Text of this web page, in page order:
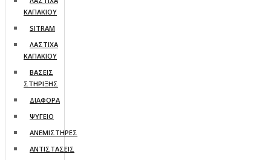
ΚΑΠΑΚΙΟΥ
SITRAM
ΛΑΣΤΙΧΑ
ΚΑΠΑΚΙΟΥ
ΒΑΣΕΙΣ
ΣΤΗΡΙΞΗΣ
ΔΙΑΦΟΡΑ
ΨΥΓΕΙO
ΑΝΕΜΙΣΤΗΡΕΣ
ΑΝΤΙΣΤΑΣΕΙΣ